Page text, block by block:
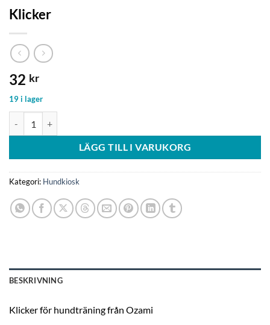
Klicker
32 kr
19 i lager
LÄGG TILL I VARUKORG
Kategori: Hundkiosk
BESKRIVNING
Klicker för hundträning från Ozami